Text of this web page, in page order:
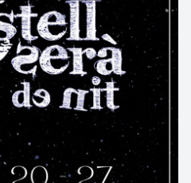
les seves
Cal baixar una llarga
aquest paratge tan
amagatall natural ha
verge amb una sorra
al difícil accés. Aquesta és
de tot el litoral